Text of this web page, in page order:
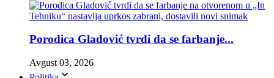
Porodica Gladović tvrdi da se farbanje...
Avgust 03, 2026